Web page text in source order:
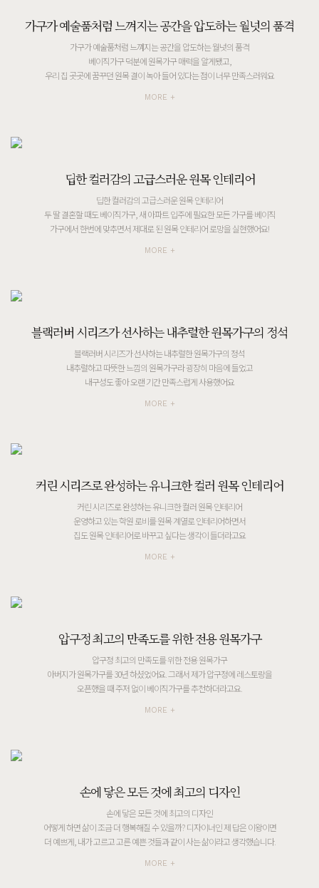
가구가 예술품처럼 느껴지는 공간을 압도하는 월넛의 품격
가구가 예술품처럼 느껴지는 공간을 압도하는 월넛의 품격
베이직가구 덕분에 원목가구 매력을 알게됐고,
우리 집 곳곳에 꿈꾸던 원목 결이 녹아 들어 있다는 점이 너무 만족스러워요
MORE +
딥한 컬러감의 고급스러운 원목 인테리어
딥한 컬러감의 고급스러운 원목 인테리어
두 딸 결혼할 때도 베이직가구, 새 아파트 입주에 필요한 모든 가구를 베이직
가구에서 한번에 맞추면서 제대로 된 원목 인테리어 로망을 실현했어요!
MORE +
블랙러버 시리즈가 선사하는 내추럴한 원목가구의 정석
블랙러버 시리즈가 선사하는 내추럴한 원목가구의 정석
내추럴하고 따뜻한 느낌의 원목가구라 굉장히 마음에 들었고
내구성도 좋아 오랜 기간 만족스럽게 사용했어요
MORE +
커린 시리즈로 완성하는 유니크한 컬러 원목 인테리어
커린 시리즈로 완성하는 유니크한 컬러 원목 인테리어
운영하고 있는 학원 로비를 원목 계열로 인테리어하면서
집도 원목 인테리어로 바꾸고 싶다는 생각이 들더라고요
MORE +
압구정 최고의 만족도를 위한 전용 원목가구
압구정 최고의 만족도를 위한 전용 원목가구
아버지가 원목가구를 30년 하셨었어요. 그래서 제가 압구정에 레스토랑을
오픈했을 때 주저 없이 베이직가구를 추천하더라고요.
MORE +
손에 닿은 모든 것에 최고의 디자인
손에 닿은 모든 것에 최고의 디자인
어떻게 하면 삶이 조금 더 행복해질 수 있을까? 디자이너인 제 답은 이왕이면
더 예쁘게, 내가 고르고 고른 예쁜 것들과 같이 사는 삶이라고 생각했습니다.
MORE +